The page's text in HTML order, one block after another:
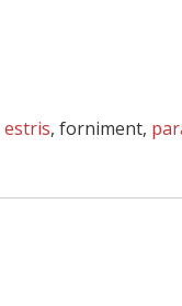
estris, forniment,